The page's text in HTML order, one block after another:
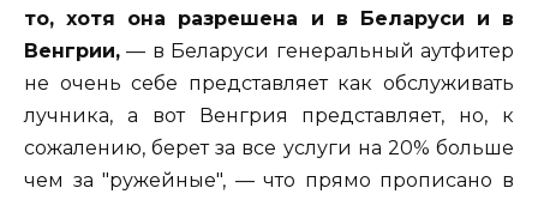
то, хотя она разрешена и в Беларуси и в
Венгрии, — в Беларуси генеральный аутфитер
не очень себе представляет как обслуживать
лучника, а вот Венгрия представляет, но, к
сожалению, берет за все услуги на 20% больше
чем за "ружейные", — что прямо прописано в